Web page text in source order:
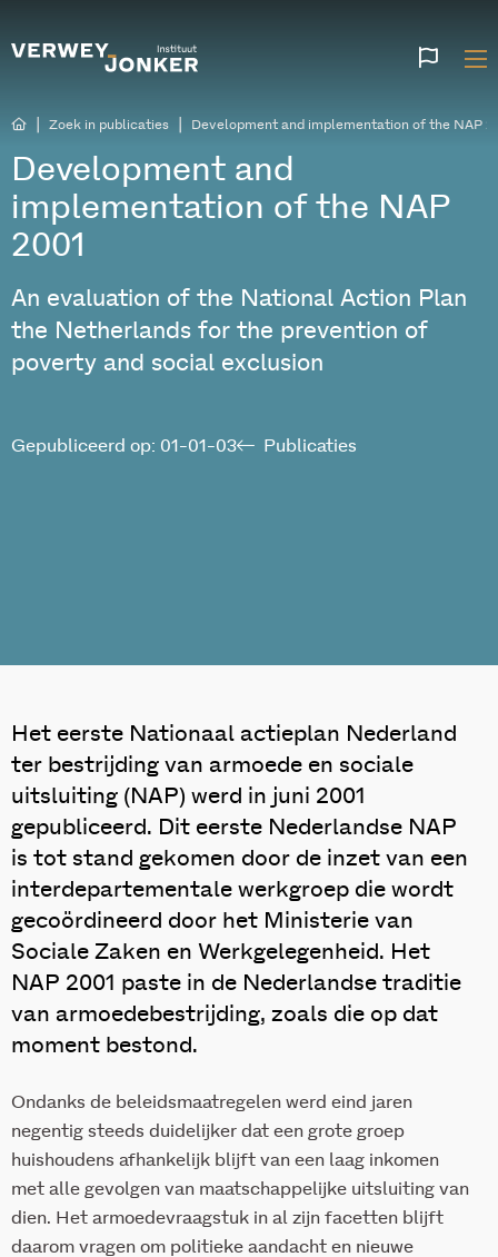
Zoek in publicaties Development and implementation of the NAP
Development and
implementation of the NAP
2001
An evaluation of the National Action Plan
the Netherlands for the prevention of
poverty and social exclusion
Publicaties
Gepubliceerd op: 01-01-03
Het eerste Nationaal actieplan Nederland
ter bestrijding van armoede en sociale
uitsluiting (NAP) werd in juni 2001
gepubliceerd. Dit eerste Nederlandse NAP
is tot stand gekomen door de inzet van een
interdepartementale werkgroep die wordt
gecoördineerd door het Ministerie van
Sociale Zaken en Werkgelegenheid. Het
NAP 2001 paste in de Nederlandse traditie
van armoedebestrijding, zoals die op dat
moment bestond.
Ondanks de beleidsmaatregelen werd eind jaren
negentig steeds duidelijker dat een grote groep
huishoudens afhankelijk blijft van een laag inkomen
met alle gevolgen van maatschappelijke uitsluiting van
dien. Het armoedevraagstuk in al zijn facetten blijft
daarom vragen om politieke aandacht en nieuwe